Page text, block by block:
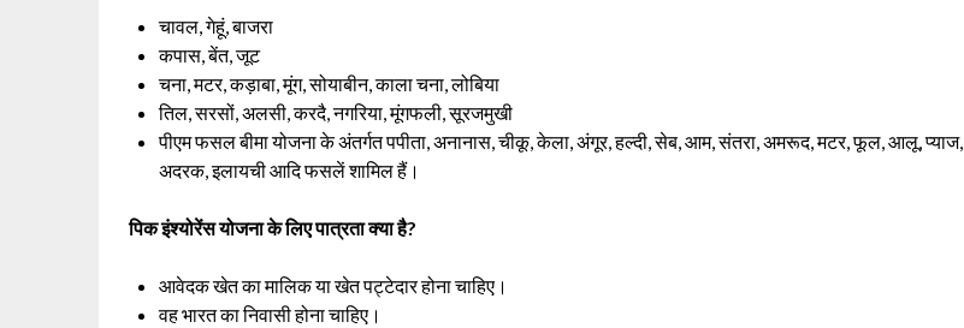
चावल, गेहूं, बाजरा
कपास, बेंत, जूट
चना, मटर, कड़ाबा, मूंग, सोयाबीन, काला चना, लोबिया
तिल, सरसों, अलसी, करदै, नगरिया, मूंगफली, सूरजमुखी
पीएम फसल बीमा योजना के अंतर्गत पपीता, अनानास, चीकू, केला, अंगूर, हल्दी, सेब, आम, संतरा, अमरूद, मटर, फूल, आलू, प्याज,
अदरक, इलायची आदि फसलें शामिल हैं।
पिक इंश्योरेंस योजना के लिए पात्रता क्या है?
आवेदक खेत का मालिक या खेत पट्टेदार होना चाहिए।
वह भारत का निवासी होना चाहिए।